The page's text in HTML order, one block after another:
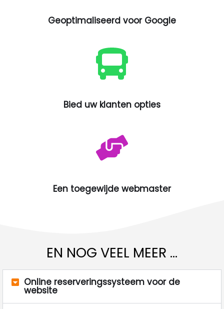
Geoptimaliseerd voor Google
Bied uw klanten opties
Een toegewijde webmaster
EN NOG VEEL MEER ...
Online reserveringssysteem voor de
website